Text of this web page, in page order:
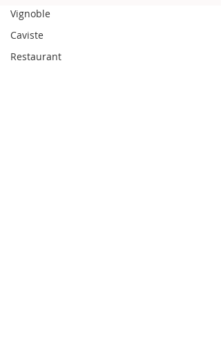
Vignoble
Caviste
Restaurant